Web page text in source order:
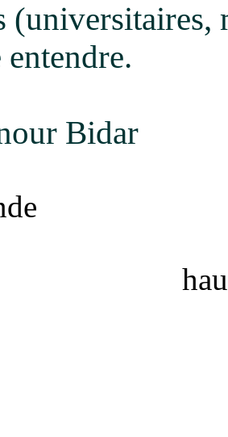
Bidar